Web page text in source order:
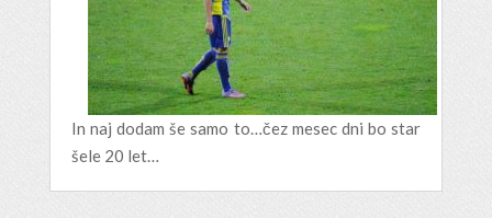
In naj dodam še samo to…čez mesec dni bo star
šele 20 let…